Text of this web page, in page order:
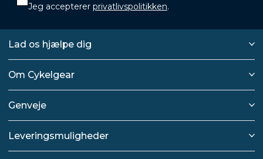
Jeg accepterer privatlivspolitikken.
Lad os hjælpe dig
Om Cykelgear
Genveje
Leveringsmuligheder